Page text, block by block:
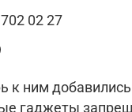
02 27
к ним добавились
гаджеты